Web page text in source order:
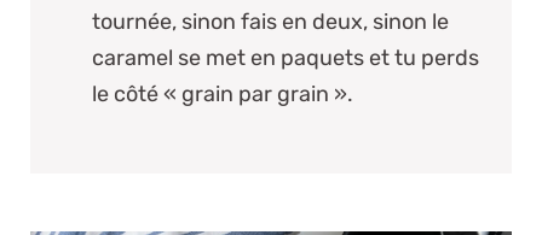
tournée, sinon fais en deux, sinon le
caramel se met en paquets et tu perds
le côté « grain par grain ».